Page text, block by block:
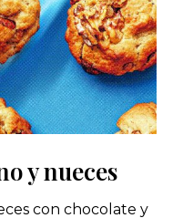
y nueces
con chocolate y